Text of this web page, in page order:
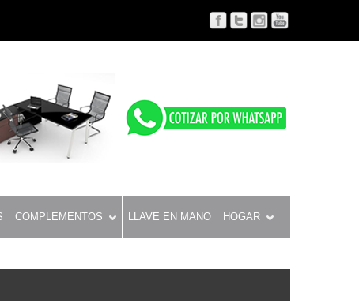
COMPLEMENTOS LLAVE EN MANO HOGAR